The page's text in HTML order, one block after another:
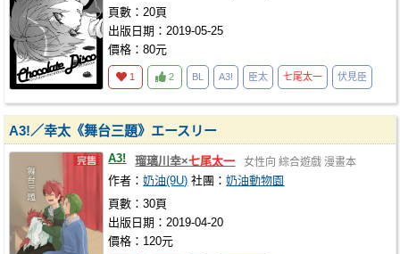
頁數：20頁
出版日期：2019-05-25
價格：80元
1 2 BL A3! 臣太 七尾太一 伏見臣
A3!／幸太《舞台三題》エースリー
A3! 瑠璃川幸×七尾太一 女性向 綜合遊戲 漫畫本
作者：奶油(9U) 社團：奶油動物園
頁數：30頁
出版日期：2019-04-20
價格：120元